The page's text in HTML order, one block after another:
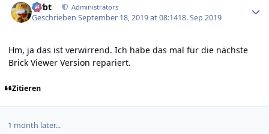
rtrbt Administrators
GeschriebenSeptember 18, 2019 at 08:1418. Sep 2019
Hm, ja das ist verwirrend. Ich habe das mal für die nächste
Brick Viewer Version repariert.
Zitieren
1 month later...